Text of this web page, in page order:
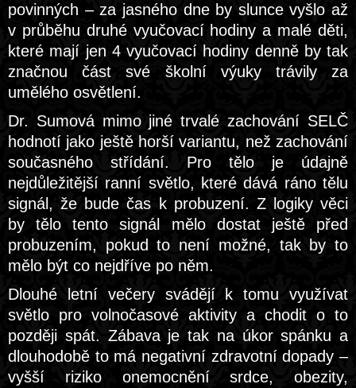
povinných – za jasného dne by slunce vyšlo až
v průběhu druhé vyučovací hodiny a malé děti,
které mají jen 4 vyučovací hodiny denně by tak
značnou část své školní výuky trávily za
umělého osvětlení.
Dr. Sumová mimo jiné trvalé zachování SELČ
hodnotí jako ještě horší variantu, než zachování
současného střídání. Pro tělo je údajně
nejdůležitější ranní světlo, které dává ráno tělu
signál, že bude čas k probuzení. Z logiky věci
by tělo tento signál mělo dostat ještě před
probuzením, pokud to není možné, tak by to
mělo být co nejdříve po něm.
Dlouhé letní večery svádějí k tomu využívat
světlo pro volnočasové aktivity a chodit o to
později spát. Zábava je tak na úkor spánku a
dlouhodobě to má negativní zdravotní dopady –
vyšší riziko onemocnění srdce, obezity,